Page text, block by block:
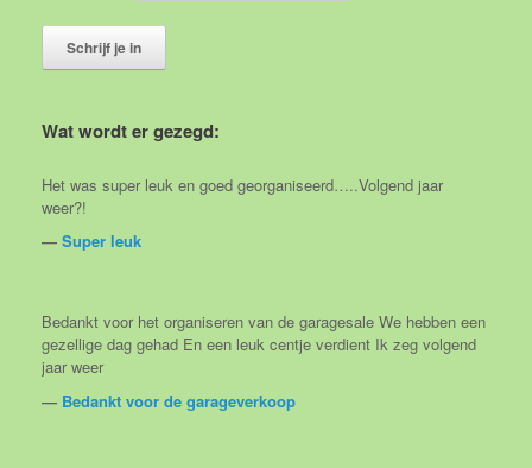
Wat wordt er gezegd:
Het was super leuk en goed georganiseerd…..Volgend jaar
weer?!
― Super leuk
Bedankt voor het organiseren van de garagesale We hebben een
gezellige dag gehad En een leuk centje verdient Ik zeg volgend
jaar weer
― Bedankt voor de garageverkoop